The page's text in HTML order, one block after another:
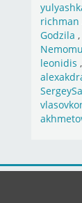
richman
Godzila ,
Nemomu
leonidis ,